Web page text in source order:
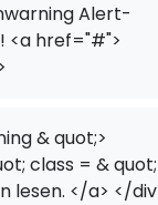
Alert-
<a href="#">
& quot;>
class = & quot;
lesen. </a> </